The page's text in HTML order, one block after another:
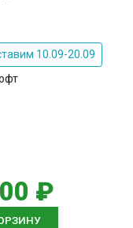
10.09-20.09
₽